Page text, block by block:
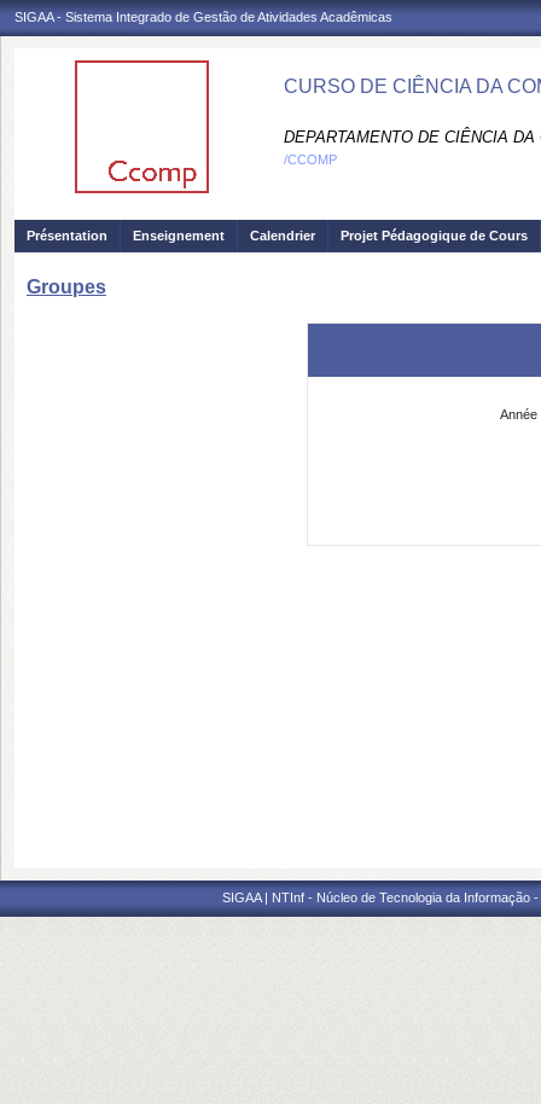
SIGAA - Sistema Integrado de Gestão de Atividades Acadêmicas
CURSO DE CIÊNCIA DA
DEPARTAMENTO DE CIÊNCIA
/CCOMP
Présentation Enseignement Calendrier Projet Pédagogique de Cours
Groupes
Année
SIGAA | NTInf - Núcleo de Tecnologia da